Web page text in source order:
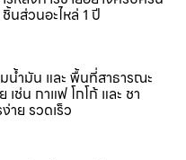
นส่วนอะไหล่ 1 ปี
น้ำมัน และ พื้นที่สาธารณะ
เช่น กาแฟ โกโก้ และ ชา
าย รวดเร็ว